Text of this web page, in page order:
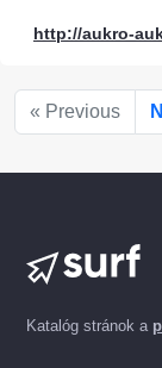
http://aukro-
« Previous
Katalóg stránok a